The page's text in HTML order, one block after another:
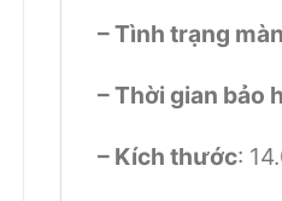
– Tình trạng
– Thời gian bảo
– Kích thước: